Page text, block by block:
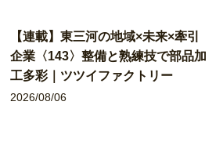
【連載】東三河の地域×未来×牽引
企業〈143〉整備と熟練技で部品加
工多彩｜ツツイファクトリー
2026/08/06